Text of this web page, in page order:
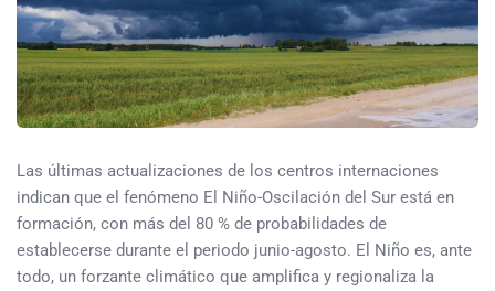
Las últimas actualizaciones de los centros internaciones
indican que el fenómeno El Niño-Oscilación del Sur está en
formación, con más del 80 % de probabilidades de
establecerse durante el periodo junio-agosto. El Niño es, ante
todo, un forzante climático que amplifica y regionaliza la